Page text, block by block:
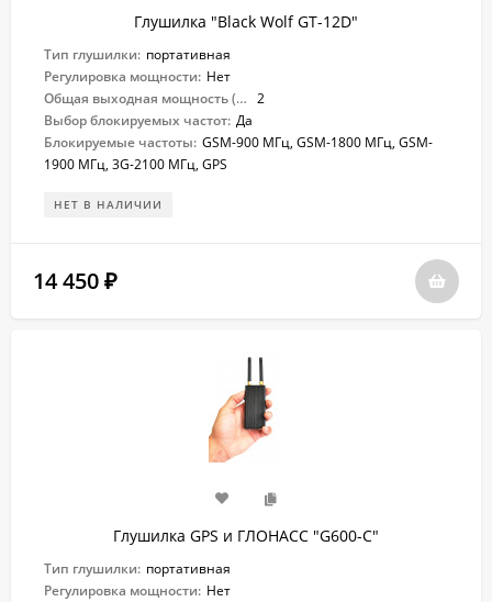
Глушилка "Black Wolf GT-12D"
Тип глушилки: портативная
Регулировка мощности: Нет
Общая выходная мощность (Вт): 2
Выбор блокируемых частот: Да
Блокируемые частоты: GSM-900 МГц, GSM-1800 МГц, GSM-
1900 МГц, 3G-2100 МГц, GPS
НЕТ В НАЛИЧИИ
14 450 ₽
Глушилка GPS и ГЛОНАСС "G600-C"
Тип глушилки: портативная
Регулировка мощности: Нет